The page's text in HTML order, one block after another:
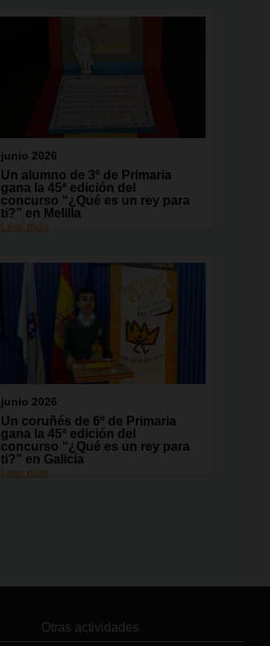
junio 2026
Un alumno de 3º de Primaria
gana la 45ª edición del
concurso “¿Qué es un rey para
ti?” en Melilla
Leer más
junio 2026
Un coruñés de 6º de Primaria
gana la 45ª edición del
concurso “¿Qué es un rey para
ti?” en Galicia
Leer más
Otras actividades